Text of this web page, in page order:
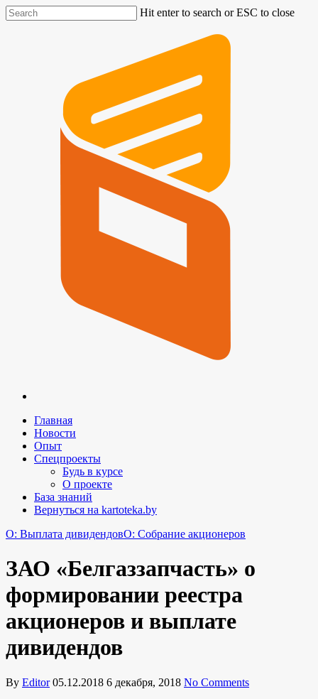
Hit enter to search or ESC to close
Главная
Новости
Опыт
Спецпроекты
Будь в курсе
О проекте
База знаний
Вернуться на kartoteka.by
O: Выплата дивидендовO: Собрание акционеров
ЗАО «Белгаззапчасть» о
формировании реестра
акционеров и выплате
дивидендов
By Editor 05.12.2018 6 декабря, 2018 No Comments